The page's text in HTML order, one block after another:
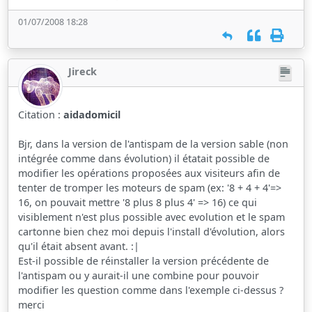
01/07/2008 18:28
Jireck
Citation :aidadomicil
Bjr, dans la version de l'antispam de la version sable (non
intégrée comme dans évolution) il étatait possible de
modifier les opérations proposées aux visiteurs afin de
tenter de tromper les moteurs de spam (ex: '8 + 4 + 4'=>
16, on pouvait mettre '8 plus 8 plus 4' => 16) ce qui
visiblement n'est plus possible avec evolution et le spam
cartonne bien chez moi depuis l'install d'évolution, alors
qu'il était absent avant. :|
Est-il possible de réinstaller la version précédente de
l'antispam ou y aurait-il une combine pour pouvoir
modifier les question comme dans l'exemple ci-dessus ?
merci